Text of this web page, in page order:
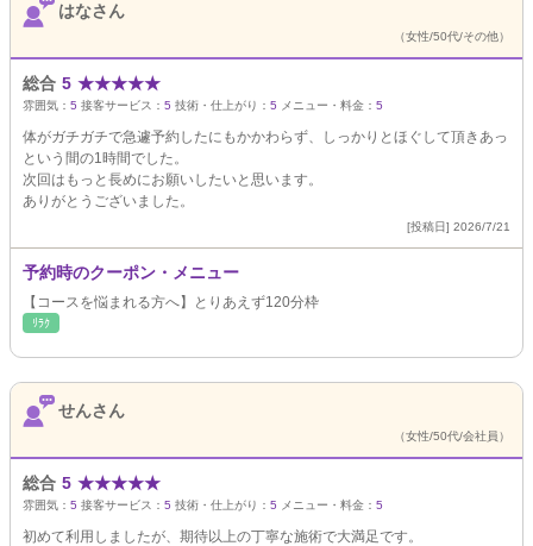
はなさん
（女性/50代/その他）
総合 5 ★★★★★
雰囲気： 5 接客サービス： 5 技術・仕上がり： 5 メニュー・料金： 5
体がガチガチで急遽予約したにもかかわらず、しっかりとほぐして頂きあっ
という間の1時間でした。
次回はもっと長めにお願いしたいと思います。
ありがとうございました。
[投稿日] 2026/7/21
予約時のクーポン・メニュー
【コースを悩まれる方へ】とりあえず120分枠
ﾘﾗｸ
せんさん
（女性/50代/会社員）
総合 5 ★★★★★
雰囲気： 5 接客サービス： 5 技術・仕上がり： 5 メニュー・料金： 5
初めて利用しましたが、期待以上の丁寧な施術で大満足です。